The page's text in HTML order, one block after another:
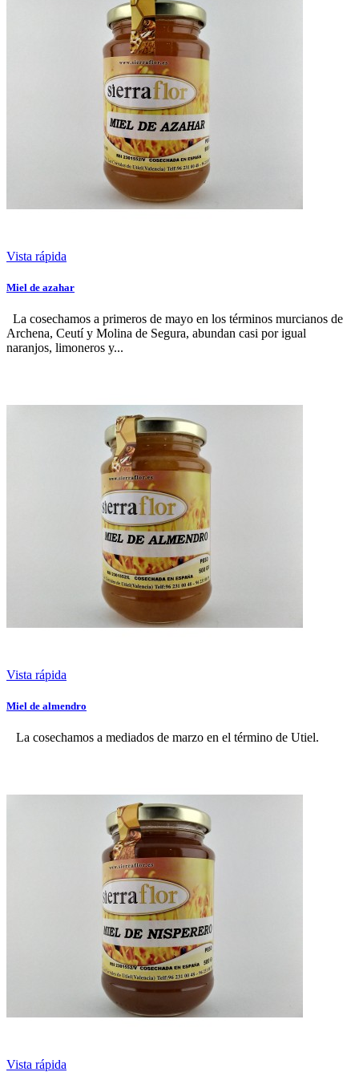
Vista rápida
Miel de azahar
La cosechamos a primeros de mayo en los términos murcianos de
Archena, Ceutí y Molina de Segura, abundan casi por igual
naranjos, limoneros y...
Vista rápida
Miel de almendro
La cosechamos a mediados de marzo en el término de Utiel.
Vista rápida